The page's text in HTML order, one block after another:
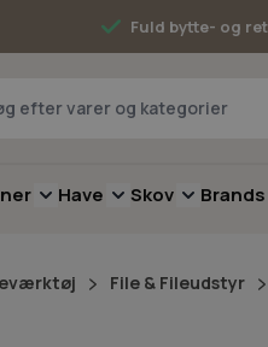
Fuld bytte- og
for Robotplæneklippere
Toggle submenu for
Have Toggle submenu
Skov Toggle
Brands
File & Fileudstyr